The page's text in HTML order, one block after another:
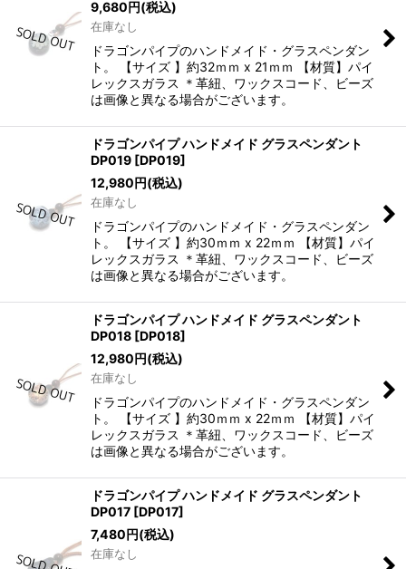
9,680円(税込)
在庫なし
ドラゴンパイプのハンドメイド・グラスペンダン
ト。 【サイズ 】約32ｍｍ x 21ｍｍ 【材質】パイ
レックスガラス ＊革紐、ワックスコード、ビーズ
は画像と異なる場合がございます。
ドラゴンパイプ ハンドメイド グラスペンダント
DP019 [DP019]
12,980円(税込)
在庫なし
ドラゴンパイプのハンドメイド・グラスペンダン
ト。 【サイズ 】約30ｍｍ x 22ｍｍ 【材質】パイ
レックスガラス ＊革紐、ワックスコード、ビーズ
は画像と異なる場合がございます。
ドラゴンパイプ ハンドメイド グラスペンダント
DP018 [DP018]
12,980円(税込)
在庫なし
ドラゴンパイプのハンドメイド・グラスペンダン
ト。 【サイズ 】約30ｍｍ x 22ｍｍ 【材質】パイ
レックスガラス ＊革紐、ワックスコード、ビーズ
は画像と異なる場合がございます。
ドラゴンパイプ ハンドメイド グラスペンダント
DP017 [DP017]
7,480円(税込)
在庫なし